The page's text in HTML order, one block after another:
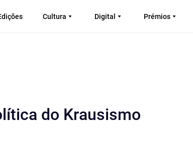
Cultura Digital Prémios
do Krausismo